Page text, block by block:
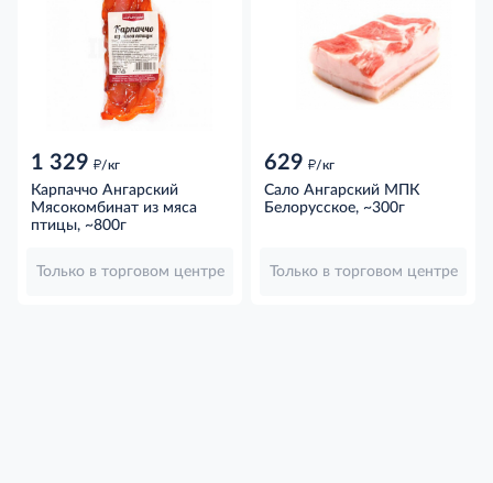
1 329 д/кг
Карпаччо Ангарский
Мясокомбинат из мяса
птицы, ~800г
Только в торговом центре
629 д/кг
Сало Ангарский МПК
Белорусское, ~300г
Только в торговом центре